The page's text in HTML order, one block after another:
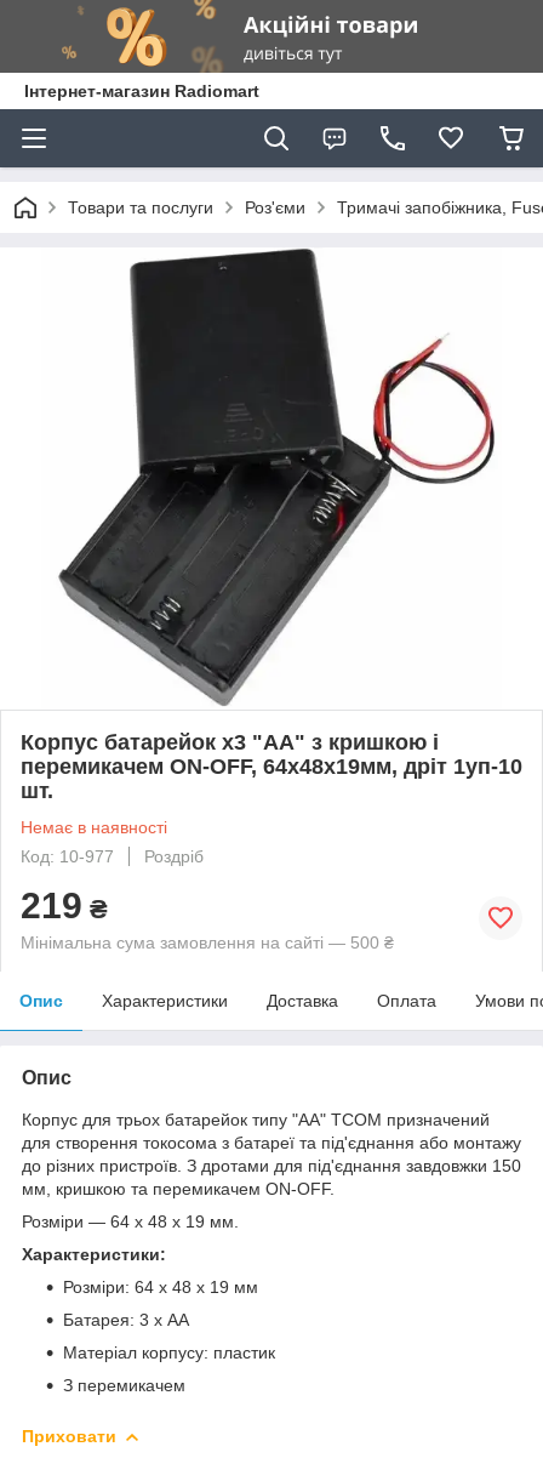
Інтернет-магазин Radiomart
Товари та послуги Роз'єми Тримачі запобіжника,
Корпус батарейок x3 "АА" з кришкою і
перемикачем ON-OFF, 64x48х19мм, дріт 1уп-10
шт.
Немає в наявності
Код: 10-977
Роздріб
219 ₴
Мінімальна сума замовлення на сайті — 500 ₴
Опис Характеристики Доставка Оплата Умови
Опис
Корпус для трьох батарейок типу "АА" TCOM призначений
для створення токосома з батареї та під'єднання або монтажу
до різних пристроїв. З дротами для під'єднання завдовжки 150
мм, кришкою та перемикачем ON-OFF.
Розміри — 64 х 48 х 19 мм.
Характеристики:
Розміри: 64 х 48 х 19 мм
Батарея: 3 х АА
Матеріал корпусу: пластик
З перемикачем
Приховати